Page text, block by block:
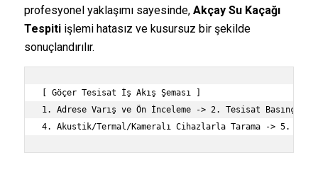
profesyonel yaklaşımı sayesinde, Akçay Su Kaçağı
Tespitiişlemi hatasız ve kusursuz bir şekilde
sonuçlandırılır.
[ Göçer Tesisat İş Akış Şeması ]
1. Adrese Varış ve Ön İnceleme -> 2. Tesisat Basınç